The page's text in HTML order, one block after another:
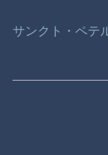
サンクト・ペテ